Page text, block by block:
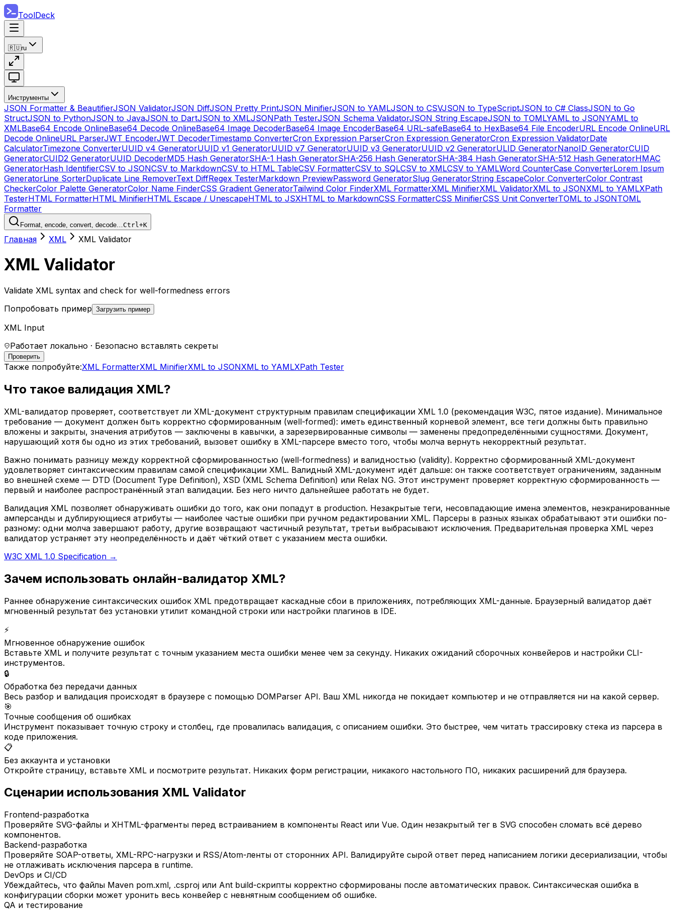
ToolDeck
🇷🇺ru
Инструменты
JSON Formatter & BeautifierJSON ValidatorJSON DiffJSON Pretty PrintJSON MinifierJSON to YAMLJSON to CSVJSON to TypeScriptJSON to C# ClassJSON to Go
StructJSON to PythonJSON to JavaJSON to DartJSON to XMLJSONPath TesterJSON Schema ValidatorJSON String EscapeJSON to TOMLYAML to JSONYAML to
XMLBase64 Encode OnlineBase64 Decode OnlineBase64 Image DecoderBase64 Image EncoderBase64 URL-safeBase64 to HexBase64 File EncoderURL Encode OnlineURL
Decode OnlineURL ParserJWT EncoderJWT DecoderTimestamp ConverterCron Expression ParserCron Expression GeneratorCron Expression ValidatorDate
CalculatorTimezone ConverterUUID v4 GeneratorUUID v1 GeneratorUUID v7 GeneratorUUID v3 GeneratorUUID v2 GeneratorULID GeneratorNanoID GeneratorCUID
GeneratorCUID2 GeneratorUUID DecoderMD5 Hash GeneratorSHA-1 Hash GeneratorSHA-256 Hash GeneratorSHA-384 Hash GeneratorSHA-512 Hash GeneratorHMAC
GeneratorHash IdentifierCSV to JSONCSV to MarkdownCSV to HTML TableCSV FormatterCSV to SQLCSV to XMLCSV to YAMLWord CounterCase ConverterLorem Ipsum
GeneratorLine SorterDuplicate Line RemoverText DiffRegex TesterMarkdown PreviewPassword GeneratorSlug GeneratorString EscapeColor ConverterColor Contrast
CheckerColor Palette GeneratorColor Name FinderCSS Gradient GeneratorTailwind Color FinderXML FormatterXML MinifierXML ValidatorXML to JSONXML to YAMLXPath
TesterHTML FormatterHTML MinifierHTML Escape / UnescapeHTML to JSXHTML to MarkdownCSS FormatterCSS MinifierCSS Unit ConverterTOML to JSONTOML
Formatter
Format, encode, convert, decode…Ctrl+K
Главная XML XML Validator
XML Validator
Validate XML syntax and check for well-formedness errors
Попробовать пример Загрузить пример
XML Input
Работает локально · Безопасно вставлять секреты
Проверить
Также попробуйте:XML FormatterXML MinifierXML to JSONXML to YAMLXPath Tester
Что такое валидация XML?
XML-валидатор проверяет, соответствует ли XML-документ структурным правилам спецификации XML 1.0 (рекомендация W3C, пятое издание). Минимальное
требование — документ должен быть корректно сформированным (well-formed): иметь единственный корневой элемент, все теги должны быть правильно
вложены и закрыты, значения атрибутов — заключены в кавычки, а зарезервированные символы — заменены предопределёнными сущностями. Документ,
нарушающий хотя бы одно из этих требований, вызовет ошибку в XML-парсере вместо того, чтобы молча вернуть некорректный результат.
Важно понимать разницу между корректной сформированностью (well-formedness) и валидностью (validity). Корректно сформированный XML-документ
удовлетворяет синтаксическим правилам самой спецификации XML. Валидный XML-документ идёт дальше: он также соответствует ограничениям, заданным
во внешней схеме — DTD (Document Type Definition), XSD (XML Schema Definition) или Relax NG. Этот инструмент проверяет корректную сформированность —
первый и наиболее распространённый этап валидации. Без него ничто дальнейшее работать не будет.
Валидация XML позволяет обнаруживать ошибки до того, как они попадут в production. Незакрытые теги, несовпадающие имена элементов, неэкранированные
амперсанды и дублирующиеся атрибуты — наиболее частые ошибки при ручном редактировании XML. Парсеры в разных языках обрабатывают эти ошибки по-
разному: одни молча завершают работу, другие возвращают частичный результат, третьи выбрасывают исключения. Предварительная проверка XML через
валидатор устраняет эту неопределённость и даёт чёткий ответ с указанием места ошибки.
W3C XML 1.0 Specification →
Зачем использовать онлайн-валидатор XML?
Раннее обнаружение синтаксических ошибок XML предотвращает каскадные сбои в приложениях, потребляющих XML-данные. Браузерный валидатор даёт
мгновенный результат без установки утилит командной строки или настройки плагинов в IDE.
⚡
Мгновенное обнаружение ошибок
Вставьте XML и получите результат с точным указанием места ошибки менее чем за секунду. Никаких ожиданий сборочных конвейеров и настройки CLI-
инструментов.
🔒
Обработка без передачи данных
Весь разбор и валидация происходят в браузере с помощью DOMParser API. Ваш XML никогда не покидает компьютер и не отправляется ни на какой сервер.
🎯
Точные сообщения об ошибках
Инструмент показывает точную строку и столбец, где провалилась валидация, с описанием ошибки. Это быстрее, чем читать трассировку стека из парсера в
коде приложения.
📋
Без аккаунта и установки
Откройте страницу, вставьте XML и посмотрите результат. Никаких форм регистрации, никакого настольного ПО, никаких расширений для браузера.
Сценарии использования XML Validator
Frontend-разработка
Проверяйте SVG-файлы и XHTML-фрагменты перед встраиванием в компоненты React или Vue. Один незакрытый тег в SVG способен сломать всё дерево
компонентов.
Backend-разработка
Проверяйте SOAP-ответы, XML-RPC-нагрузки и RSS/Atom-ленты от сторонних API. Валидируйте сырой ответ перед написанием логики десериализации, чтобы
не отлаживать исключения парсера в runtime.
DevOps и CI/CD
Убеждайтесь, что файлы Maven pom.xml, .csproj или Ant build-скрипты корректно сформированы после автоматических правок. Синтаксическая ошибка в
конфигурации сборки может уронить весь конвейер с невнятным сообщением об ошибке.
QA и тестирование